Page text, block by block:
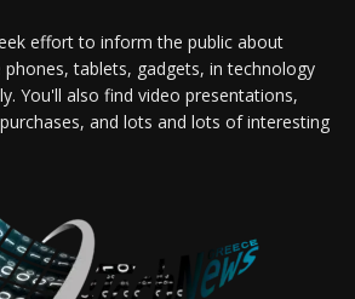
effort to inform the public about
tablets, gadgets, in technology
You'll also find video presentations,
and lots and lots of interesting